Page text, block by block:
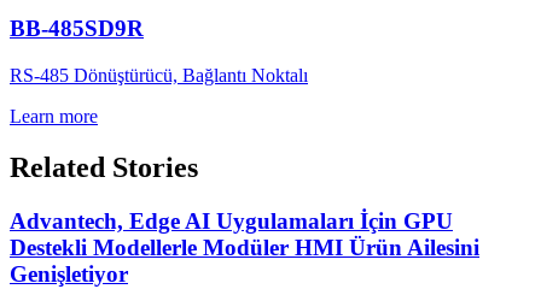
BB-485SD9R
RS-485 Dönüştürücü, Bağlantı Noktalı
Learn more
Related Stories
Advantech, Edge AI Uygulamaları İçin GPU
Destekli Modellerle Modüler HMI Ürün Ailesini
Genişletiyor